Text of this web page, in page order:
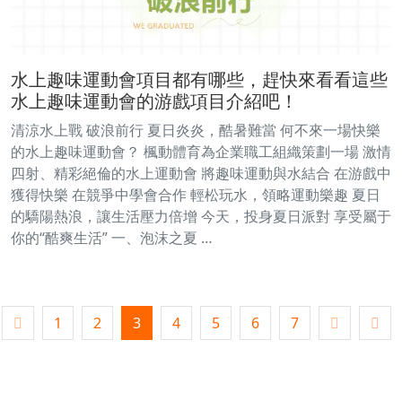
水上趣味運動會項目都有哪些，趕快來看看這些
水上趣味運動會的游戲項目介紹吧！
清涼水上戰 破浪前行 夏日炎炎，酷暑難當 何不來一場快樂
的水上趣味運動會？ 楓動體育為企業職工組織策劃一場 激情
四射、精彩絕倫的水上運動會 將趣味運動與水結合 在游戲中
獲得快樂 在競爭中學會合作 輕松玩水，領略運動樂趣 夏日
的驕陽熱浪，讓生活壓力倍增 今天，投身夏日派對 享受屬于
你的“酷爽生活” 一、泡沫之夏 …
1 2 3 4 5 6 7